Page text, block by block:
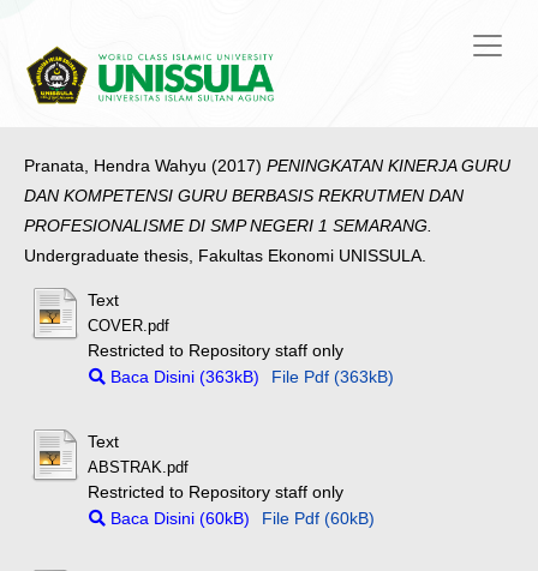
Pranata, Hendra Wahyu (2017) PENINGKATAN KINERJA GURU
DAN KOMPETENSI GURU BERBASIS REKRUTMEN DAN
PROFESIONALISME DI SMP NEGERI 1 SEMARANG.
Undergraduate thesis, Fakultas Ekonomi UNISSULA.
Text
COVER.pdf
Restricted to Repository staff only
Baca Disini (363kB)
File Pdf (363kB)
Text
ABSTRAK.pdf
Restricted to Repository staff only
Baca Disini (60kB)
File Pdf (60kB)